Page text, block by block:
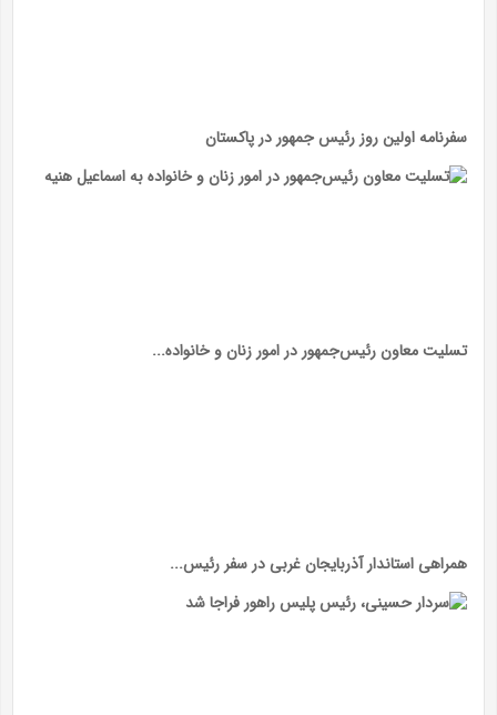
سفرنامه اولین روز رئیس جمهور در پاکستان
تسلیت معاون رئیس‌جمهور در امور زنان و خانواده...
همراهی استاندار آذربایجان غربی در سفر رئیس...